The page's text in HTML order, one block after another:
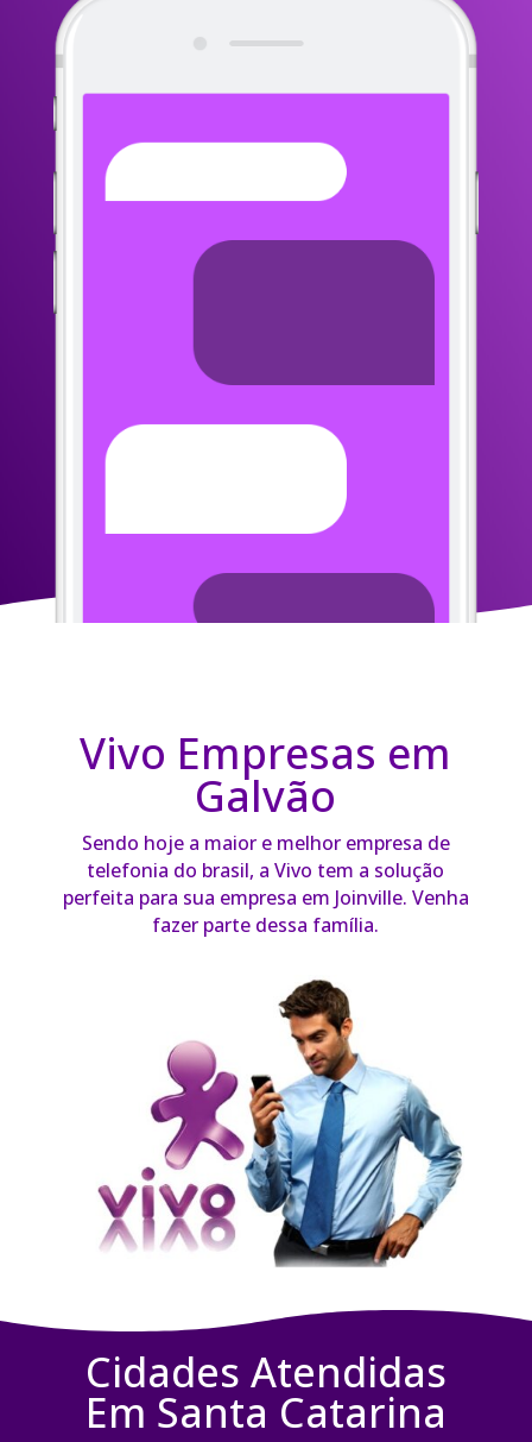
Vivo Empresas em
Galvão
Sendo hoje a maior e melhor empresa de
telefonia do brasil, a Vivo tem a solução
perfeita para sua empresa em Joinville. Venha
fazer parte dessa família.
Cidades Atendidas
Em Santa Catarina